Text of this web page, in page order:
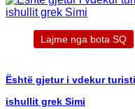
Lajme nga bota SQ
Është gjetur i vdekur
ishullit grek Simi